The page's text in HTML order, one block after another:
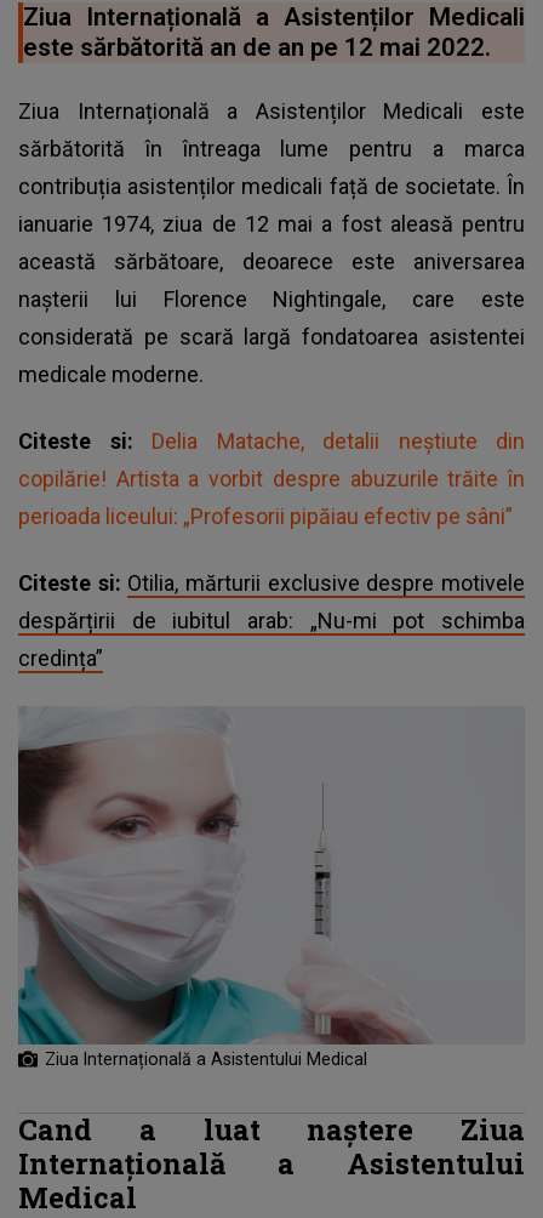
Ziua Internațională a Asistenților Medicali
este sărbătorită an de an pe 12 mai 2022.
Ziua Internațională a Asistenților Medicali este
sărbătorită în întreaga lume pentru a marca
contribuția asistenților medicali față de societate. În
ianuarie 1974, ziua de 12 mai a fost aleasă pentru
această sărbătoare, deoarece este aniversarea
nașterii lui Florence Nightingale, care este
considerată pe scară largă fondatoarea asistentei
medicale moderne.
Citeste si: Delia Matache, detalii neștiute din
copilărie! Artista a vorbit despre abuzurile trăite în
perioada liceului: „Profesorii pipăiau efectiv pe sâni”
Citeste si: Otilia, mărturii exclusive despre motivele
despărțirii de iubitul arab: „Nu-mi pot schimba
credința”
Ziua Internațională a Asistentului Medical
Cand a luat naștere Ziua
Internațională a Asistentului
Medical